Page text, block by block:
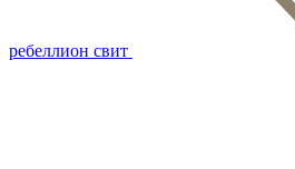
ребеллион свит